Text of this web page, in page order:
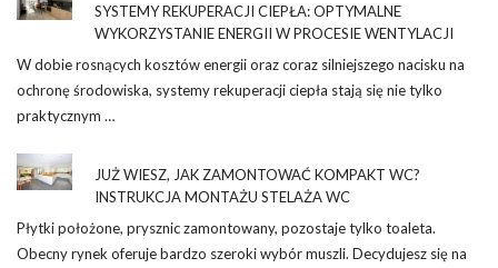
SYSTEMY REKUPERACJI CIEPŁA: OPTYMALNE
WYKORZYSTANIE ENERGII W PROCESIE WENTYLACJI
W dobie rosnących kosztów energii oraz coraz silniejszego nacisku na
ochronę środowiska, systemy rekuperacji ciepła stają się nie tylko
praktycznym …
JUŻ WIESZ, JAK ZAMONTOWAĆ KOMPAKT WC?
INSTRUKCJA MONTAŻU STELAŻA WC
Płytki położone, prysznic zamontowany, pozostaje tylko toaleta.
Obecny rynek oferuje bardzo szeroki wybór muszli. Decydujesz się na